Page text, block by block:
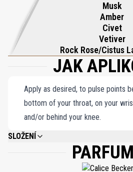
Musk
Amber
Civet
Vetiver
Rock Rose/Cistus
JAK
Apply as desired, to pulse points
bottom of your throat, on your
and/or behind your knee.
SLOŽENÍ
ALCOHOL DENAT., WATER/AQUA/EAU,
LINALOOL, BENZYL SALICYLATE,
HYDROXYCITRONELLAL, CITRAL,